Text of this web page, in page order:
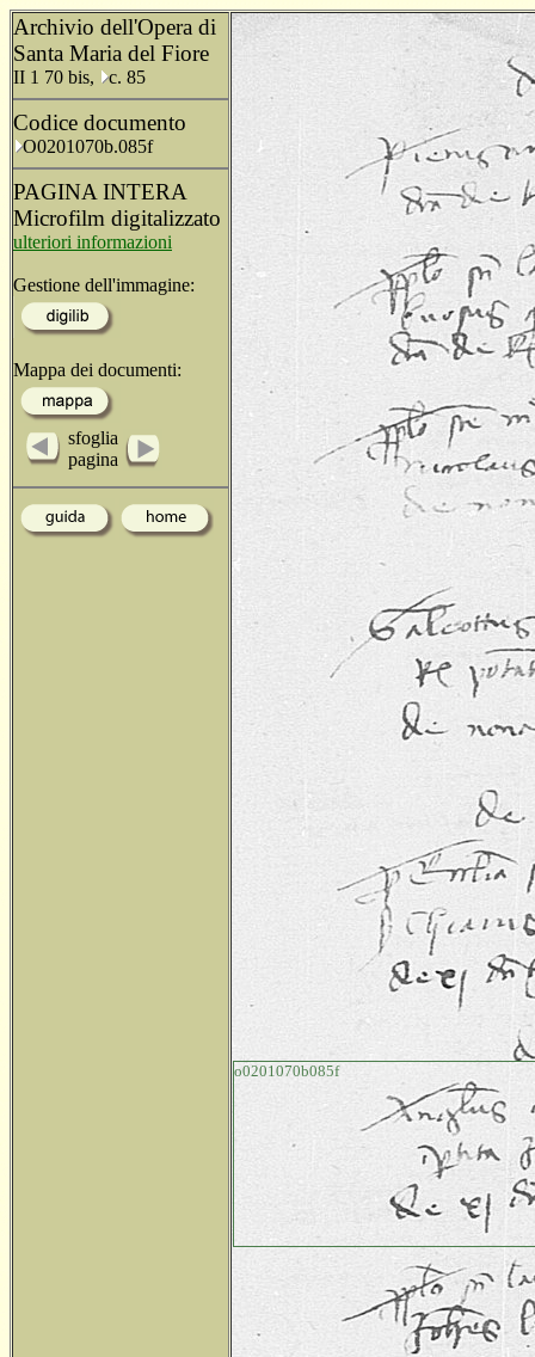
Archivio dell'Opera di
Santa Maria del Fiore
II 1 70 bis, c. 85
Codice documento
O0201070b.085f
PAGINA INTERA
Microfilm digitalizzato
ulteriori informazioni
Gestione dell'immagine:
Mappa dei documenti:
sfoglia
pagina
o0201070b085f